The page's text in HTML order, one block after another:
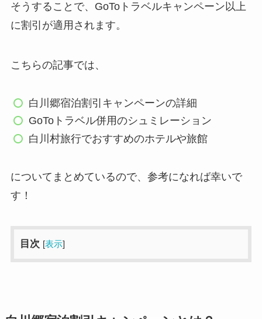
そうすることで、GoToトラベルキャンペーン以上
に割引が適用されます。
こちらの記事では、
白川郷宿泊割引キャンペーンの詳細
GoToトラベル併用のシュミレーション
白川村旅行でおすすめのホテルや旅館
についてまとめているので、参考になれば幸いで
す！
目次 [表示]